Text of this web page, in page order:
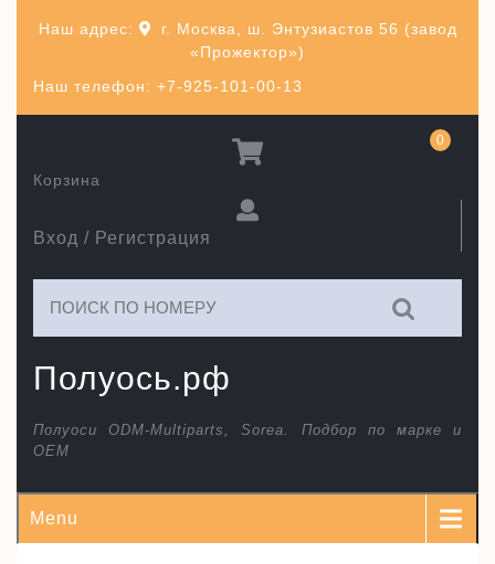
Наш телефон: +7-925-101-00-13
Наш адрес:
г. Москва, ш. Энтузиастов 56 (завод
«Прожектор»)
Полуось.рф
Полуоси ODM-Multiparts, Sorea. Подбор по марке и
ОЕМ
Вход / Регистрация
Корзина
0
Menu